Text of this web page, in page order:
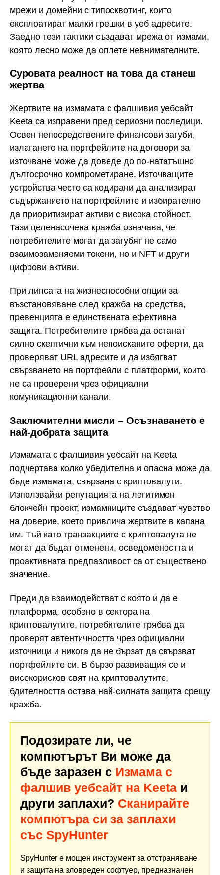
мрежи и домейни с типосквотинг, които
експлоатират малки грешки в уеб адресите.
Заедно тези тактики създават мрежа от измами,
която лесно може да оплете невнимателните.
Суровата реалност на това да станеш
жертва
Жертвите на измамата с фалшивия уебсайт
Keeta са изправени пред сериозни последици.
Освен непосредствените финансови загуби,
излагането на портфейлите на договори за
източване може да доведе до по-нататъшно
дългосрочно компрометиране. Източващите
устройства често са кодирани да анализират
съдържанието на портфейлите и избирателно
да приоритизират активи с висока стойност.
Тази целенасочена кражба означава, че
потребителите могат да загубят не само
взаимозаменяеми токени, но и NFT и други
цифрови активи.
При липсата на жизнеспособни опции за
възстановяване след кражба на средства,
превенцията е единствената ефективна
защита. Потребителите трябва да останат
силно скептични към непоисканите оферти, да
проверяват URL адресите и да избягват
свързването на портфейли с платформи, които
не са проверени чрез официални
комуникационни канали.
Заключителни мисли – Осъзнаването е
най-добрата защита
Измамата с фалшивия уебсайт на Keeta
подчертава колко убедителна и опасна може да
бъде измамата, свързана с криптовалути.
Използвайки репутацията на легитимен
блокчейн проект, измамниците създават чувство
на доверие, което привлича жертвите в капана
им. Тъй като транзакциите с криптовалута не
могат да бъдат отменени, осведомеността и
проактивната предпазливост са от съществено
значение.
Преди да взаимодействат с която и да е
платформа, особено в сектора на
криптовалутите, потребителите трябва да
проверят автентичността чрез официални
източници и никога да не бързат да свързват
портфейлите си. В бързо развиващия се и
високорисков свят на криптовалутите,
бдителността остава най-силната защита срещу
кражба.
Подозирате ли, че
компютърът Ви може да
бъде заразен с Измама с
фалшив уебсайт на Keeta и
други заплахи? Сканирайте
компютъра си за заплахи
със SpyHunter
SpyHunter е мощен инструмент за отстраняване
и защита на зловреден софтуер, предназначен